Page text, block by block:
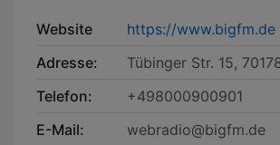
Website
https://www.bigfm.de
Adresse:
Tübinger Str. 15,
Telefon:
+498000900901
E-Mail:
webradio@bigfm.de